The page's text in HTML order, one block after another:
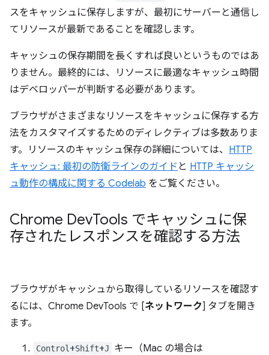
スをキャッシュに保存しますが、最初にサーバーと通信し
てリソースが最新であることを確認します。
キャッシュの保存期間を長くすれば良いというものではあ
りません。最終的には、リソースに最適なキャッシュ時間
はデベロッパーが判断する必要があります。
ブラウザがさまざまなリソースをキャッシュに保存する方
法をカスタマイズするためのディレクティブは多数ありま
す。リソースのキャッシュ保存の詳細については、 HTTP
キャッシュ: 最初の防衛ラインのガイド と HTTP キャッシ
ュ動作の構成に関する Codelab をご覧ください。
Chrome DevTools でキャッシュに保
存されたレスポンスを確認する方法
ブラウザがキャッシュから取得しているリソースを確認す
るには、Chrome DevTools で [ネットワーク] タブを開き
ます。
Control +Shift+J キー（Mac の場合は